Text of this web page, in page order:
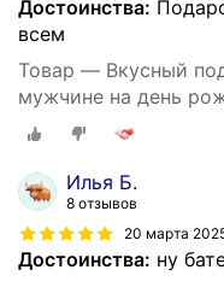
Достоинства:
всем
Товар — Вкусный
мужчине на день
Илья Б.
8 отзывов
20 марта
Достоинства: ну